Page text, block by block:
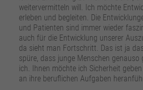
weitervermitteln will. Ich möchte
erleben und begleiten. Die
und Patienten sind immer wieder
auch für die Entwicklung unserer
da sieht man Fortschritt. Das ist ja
spüre, dass junge Menschen genauso
ich. Ihnen möchte ich Sicherheit
an ihre beruflichen Aufgaben